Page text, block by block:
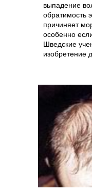
выпадение
обратимость
причиняет
особенно
Шведские
изобретение